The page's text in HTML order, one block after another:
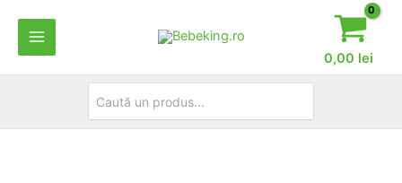
content
0,00 lei
for: